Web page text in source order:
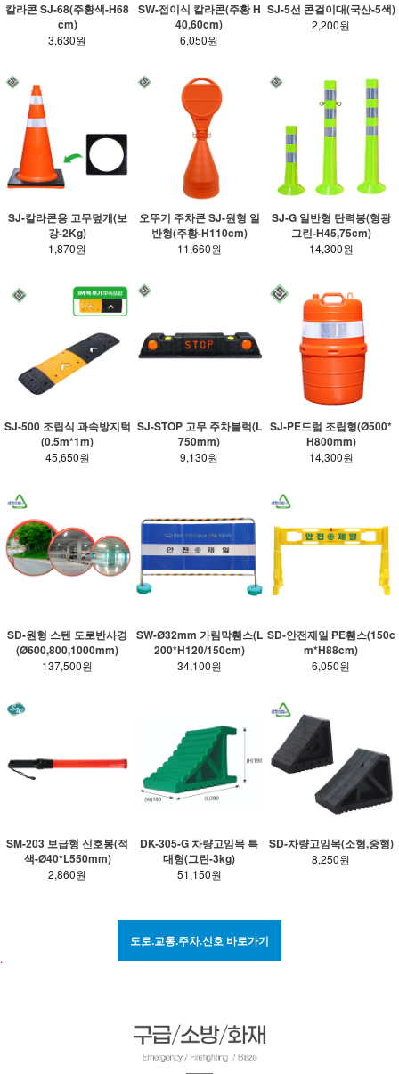
칼라콘 SJ-68(주황색-H68
cm)
3,630원
SW-접이식 칼라콘(주황 H
40,60cm)
6,050원
SJ-5선 콘걸이대(국산-5색)
2,200원
SJ-칼라콘용 고무덮개(보
강-2Kg)
1,870원
오뚜기 주차콘 SJ-원형 일
반형(주황-H110cm)
11,660원
SJ-G 일반형 탄력봉(형광
그린-H45,75cm)
14,300원
SJ-500 조립식 과속방지턱
(0.5m*1m)
45,650원
SJ-STOP 고무 주차블럭(L
750mm)
9,130원
SJ-PE드럼 조립형(Ø500*
H800mm)
14,300원
SD-원형 스텐 도로반사경
(Ø600,800,1000mm)
137,500원
SW-Ø32mm 가림막휀스(L
200*H120/150cm)
34,100원
SD-안전제일 PE휀스(150c
m*H88cm)
6,050원
SM-203 보급형 신호봉(적
색-Ø40*L550mm)
2,860원
DK-305-G 차량고임목 특
대형(그린-3kg)
51,150원
SD-차량고임목(소형,중형)
8,250원
도로.교통.주차.신호 바로가기
.